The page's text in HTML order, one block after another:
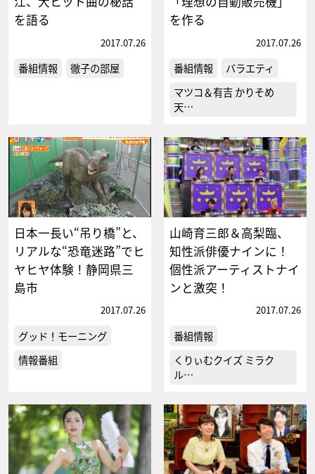
を語る
2017.07.26
番組情報 徹子の部屋
を作る
2017.07.26
番組情報
バラエティ
マツコ＆有吉 かりそめ
天…
日本一長い“吊り橋”と、
リアルな“恐竜迷路”でヒ
ヤヒヤ体験！静岡県三
島市
2017.07.26
グッド！モーニング
情報番組
山崎育三郎＆高梨臨、
知性派俳優ナインに！
個性派アーティストナイ
ンと激突！
2017.07.26
番組情報
くりぃむクイズ ミラク
ル…